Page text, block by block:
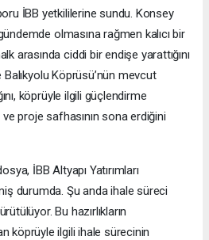
İBB yetkililerine sundu. Konsey
olmasına rağmen kalıcı bir
arasında ciddi bir endişe yarattığını
Balıkyolu Köprüsü’nün mevcut
köprüyle ilgili güçlendirme
ve proje safhasının sona erdiğini
İBB Altyapı Yatırımları
durumda. Şu anda ihale süreci
Bu hazırlıkların
köprüyle ilgili ihale sürecinin